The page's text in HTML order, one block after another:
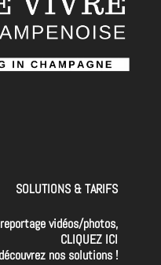
SOLUTIONS & TARIFS
vidéos/photos,
CLIQUEZ ICI
nos solutions !